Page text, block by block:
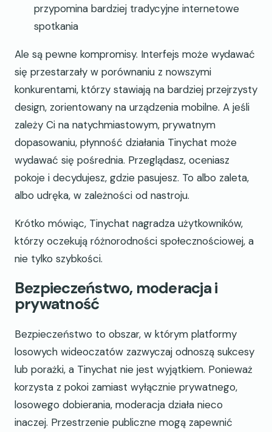
przypomina bardziej tradycyjne internetowe
spotkania
Ale są pewne kompromisy. Interfejs może wydawać
się przestarzały w porównaniu z nowszymi
konkurentami, którzy stawiają na bardziej przejrzysty
design, zorientowany na urządzenia mobilne. A jeśli
zależy Ci na natychmiastowym, prywatnym
dopasowaniu, płynność działania Tinychat może
wydawać się pośrednia. Przeglądasz, oceniasz
pokoje i decydujesz, gdzie pasujesz. To albo zaleta,
albo udręka, w zależności od nastroju.
Krótko mówiąc, Tinychat nagradza użytkowników,
którzy oczekują różnorodności społecznościowej, a
nie tylko szybkości.
Bezpieczeństwo, moderacja i
prywatność
Bezpieczeństwo to obszar, w którym platformy
losowych wideoczatów zazwyczaj odnoszą sukcesy
lub porażki, a Tinychat nie jest wyjątkiem. Ponieważ
korzysta z pokoi zamiast wyłącznie prywatnego,
losowego dobierania, moderacja działa nieco
inaczej. Przestrzenie publiczne mogą zapewnić